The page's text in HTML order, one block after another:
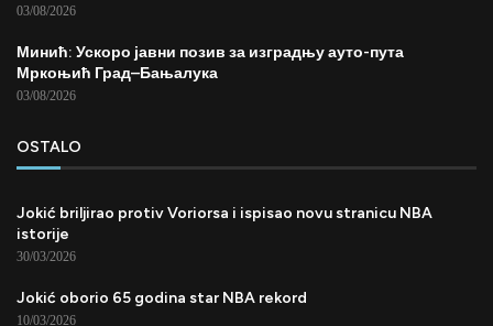
03/08/2026
Минић: Ускоро јавни позив за изградњу ауто-пута
Мркоњић Град–Бањалука
03/08/2026
OSTALO
Jokić briljirao protiv Voriorsa i ispisao novu stranicu NBA
istorije
30/03/2026
Jokić oborio 65 godina star NBA rekord
10/03/2026